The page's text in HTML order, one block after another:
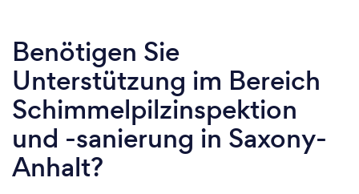
Benötigen Sie
Unterstützung im Bereich
Schimmelpilzinspektion
und -sanierung in Saxony-
Anhalt?